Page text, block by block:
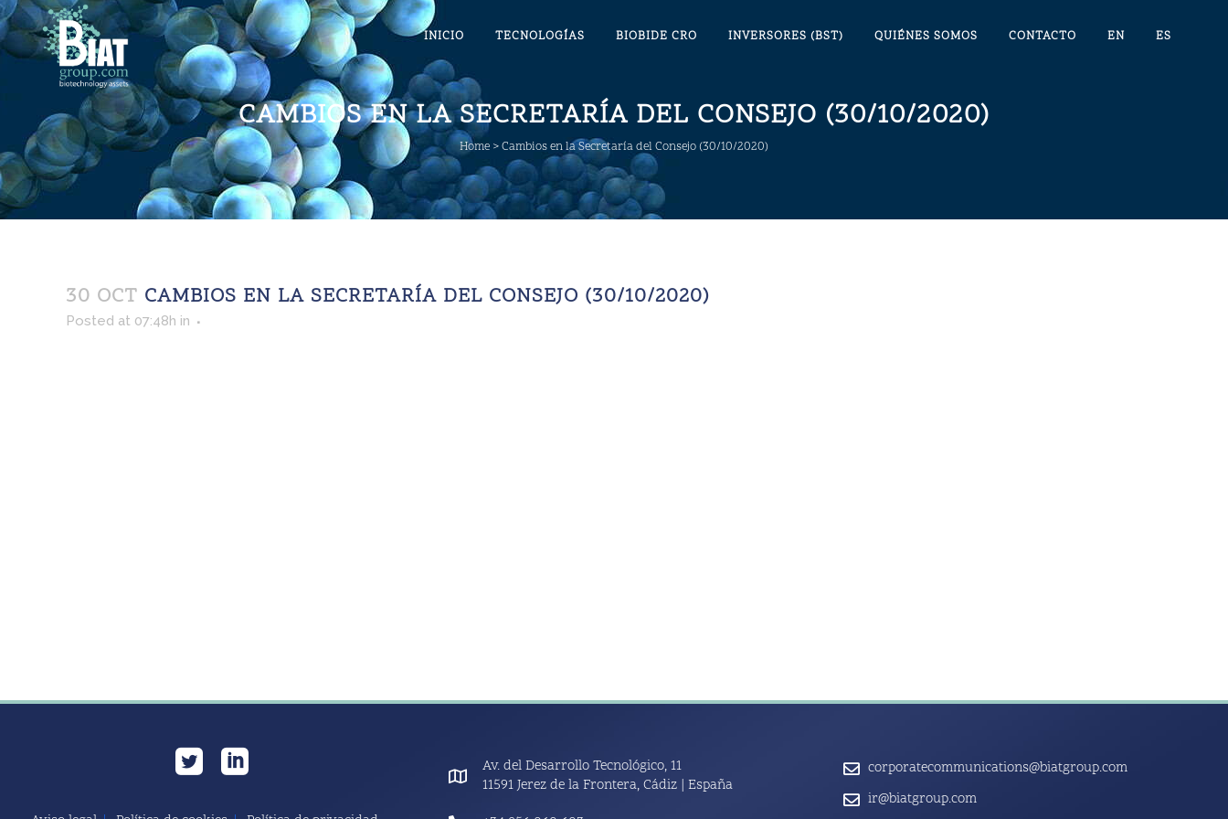
INICIO TECNOLOGÍAS BIOBIDE CRO INVERSORES (BST) QUIÉNES SOMOS CONTACTO EN ES
CAMBIOS EN LA SECRETARÍA DEL CONSEJO (30/10/2020)
Home >Cambios en la Secretaría del Consejo (30/10/2020)
30 OCT CAMBIOS EN LA SECRETARÍA DEL CONSEJO (30/10/2020)
Posted at 07:48h in
Av. del Desarrollo Tecnológico, 11
11591 Jerez de la Frontera, Cádiz | España
corporatecommunications@biatgroup.com
ir@biatgroup.com